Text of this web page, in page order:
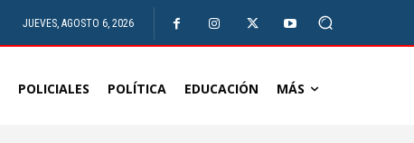
JUEVES, AGOSTO 6, 2026
POLICIALES POLÍTICA EDUCACIÓN MÁS